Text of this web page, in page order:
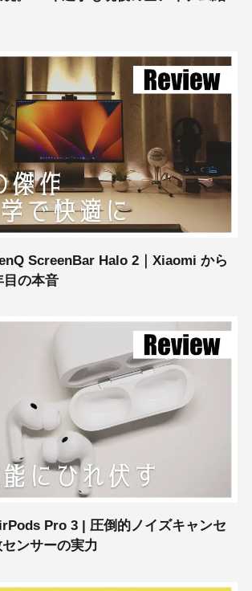
ScreenBar Halo 2｜Xiaomi から
目の本音
Pro 3 | 圧倒的ノイズキャンセ
ンサーの実力